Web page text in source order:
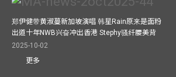
郑伊健带黄淑蔓新加坡演唱 韩星Rain原来是面粉
出道十年NWB兴奋冲出香港 Stephy骚纤腰美背
2025-10-02
更多